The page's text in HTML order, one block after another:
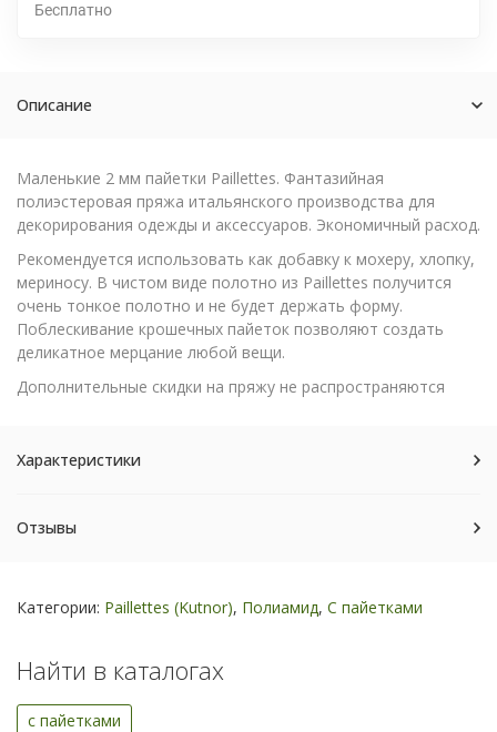
Бесплатно
Описание
Маленькие 2 мм пайетки Paillettes. Фантазийная
полиэстеровая пряжа итальянского производства для
декорирования одежды и аксессуаров. Экономичный расход.
Рекомендуется использовать как добавку к мохеру, хлопку,
мериносу. В чистом виде полотно из Paillettes получится
очень тонкое полотно и не будет держать форму.
Поблескивание крошечных пайеток позволяют создать
деликатное мерцание любой вещи.
Дополнительные скидки на пряжу не распространяются
Характеристики
Отзывы
Категории: Paillettes (Kutnor), Полиамид, С пайетками
Найти в каталогах
с пайетками